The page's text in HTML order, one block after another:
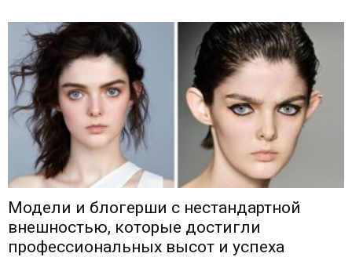
Модели и блогерши с нестандартной
внешностью, которые достигли
профессиональных высот и успеха